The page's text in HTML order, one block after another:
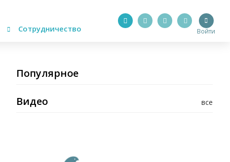
Сотрудничество Войти
Популярное
все
Видео